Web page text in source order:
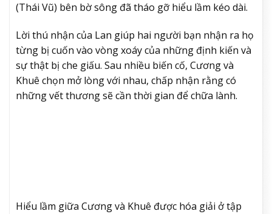
(Thái Vũ) bên bờ sông đã tháo gỡ hiểu lầm kéo dài.
Lời thú nhận của Lan giúp hai người bạn nhận ra họ
từng bị cuốn vào vòng xoáy của những định kiến và
sự thật bị che giấu. Sau nhiều biến cố, Cương và
Khuê chọn mở lòng với nhau, chấp nhận rằng có
những vết thương sẽ cần thời gian để chữa lành.
Hiểu lầm giữa Cương và Khuê được hóa giải ở tập